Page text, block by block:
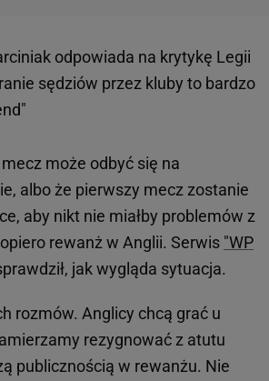
odpowiada na krytykę Legii
sędziów przez kluby to bardzo
może odbyć się na
albo że pierwszy mecz zostanie
aby nikt nie miałby problemów z
rewanż w Anglii. Serwis "WP
jak wygląda sytuacja.
rozmów. Anglicy chcą grać u
rezygnować z atutu
publicznością w rewanżu. Nie